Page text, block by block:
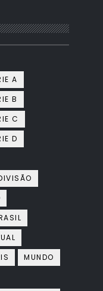
A
B
C
D
MUNDO